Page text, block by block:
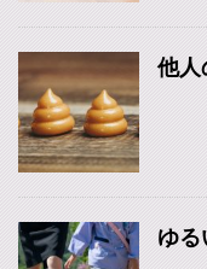
他人
ゆる